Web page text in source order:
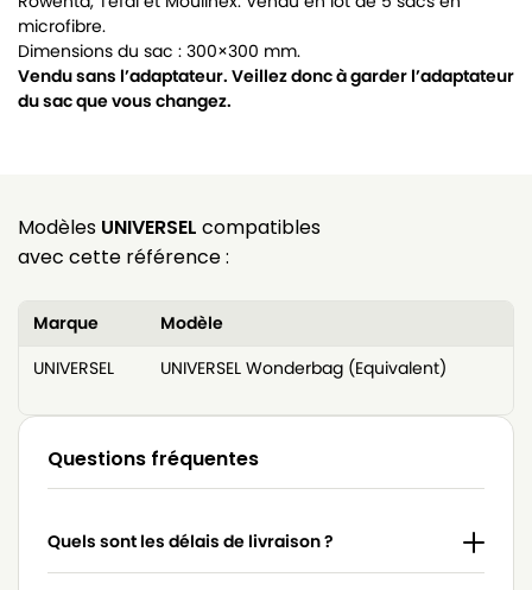
microfibre.
Dimensions du sac : 300×300 mm.
Vendu sans l’adaptateur. Veillez donc à garder l’adaptateur
du sac que vous changez.
Modèles UNIVERSEL compatibles
avec cette référence :
Marque
Modèle
UNIVERSEL
UNIVERSEL Wonderbag (Equivalent)
Questions fréquentes
Quels sont les délais de livraison ?